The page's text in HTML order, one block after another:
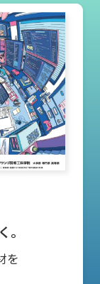
。
を